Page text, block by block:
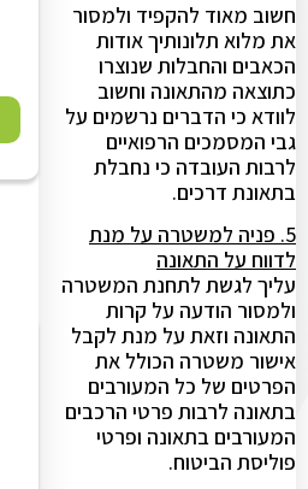
חשוב מאוד להקפיד ולמסור
את מלוא תלונותיך אודות
הכאבים והחבלות שנוצרו
כתוצאה מהתאונה וחשוב
לוודא כי הדברים נרשמים על
גבי המסמכים הרפואיים
לרבות העובדה כי נחבלת
בתאונת דרכים.
5. פניה למשטרה על מנת
לדווח על התאונה
עליך לגשת לתחנת המשטרה
ולמסור הודעה על קרות
התאונה וזאת על מנת לקבל
אישור משטרה הכולל את
הפרטים של כל המעורבים
בתאונה לרבות פרטי הרכבים
המעורבים בתאונה ופרטי
פוליסת הביטוח.